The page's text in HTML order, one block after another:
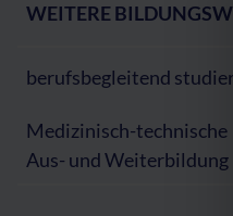
WEITERE
berufsbegleitend
Medizinisch-technische
Aus- und Weiterbildung